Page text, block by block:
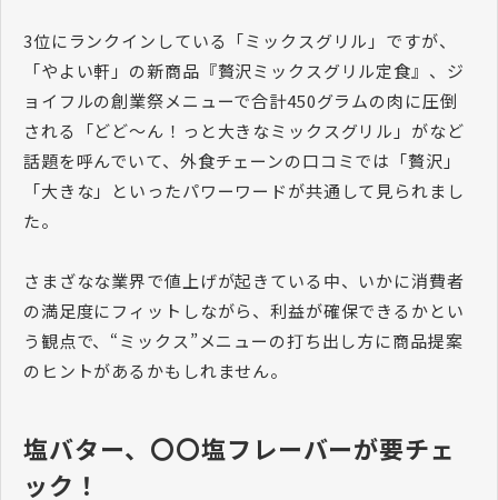
3位にランクインしている「ミックスグリル」ですが、
「やよい軒」の新商品『贅沢ミックスグリル定食』、ジ
ョイフルの創業祭メニューで合計450グラムの肉に圧倒
される「どど～ん！っと大きなミックスグリル」がなど
話題を呼んでいて、外食チェーンの口コミでは「贅沢」
「大きな」といったパワーワードが共通して見られまし
た。
さまざなな業界で値上げが起きている中、いかに消費者
の満足度にフィットしながら、利益が確保できるかとい
う観点で、“ミックス”メニューの打ち出し方に商品提案
のヒントがあるかもしれません。
塩バター、〇〇塩フレーバーが要チェ
ック！